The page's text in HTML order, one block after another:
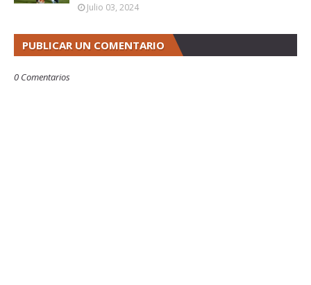
Julio 03, 2024
PUBLICAR UN COMENTARIO
0 Comentarios